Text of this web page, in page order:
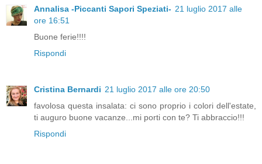
Annalisa -Piccanti Sapori Speziati- 21 luglio 2017 alle
ore 16:51
Buone ferie!!!!
Rispondi
Cristina Bernardi 21 luglio 2017 alle ore 20:50
favolosa questa insalata: ci sono proprio i colori dell'estate,
ti auguro buone vacanze...mi porti con te? Ti abbraccio!!!
Rispondi